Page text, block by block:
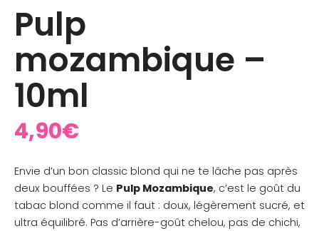
Pulp
mozambique –
10ml
4,90€
Envie d’un bon classic blond qui ne te lâche pas après
deux bouffées ? Le Pulp Mozambique, c’est le goût du
tabac blond comme il faut : doux, légèrement sucré, et
ultra équilibré. Pas d’arrière-goût chelou, pas de chichi,